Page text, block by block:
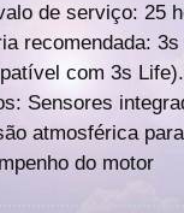
de serviço: 25
recomendada:
com 3s
Sensores
atmosférica
do motor